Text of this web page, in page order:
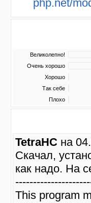
php.net/
Великолепно!
Очень хорошо
Хорошо
Так себе
Плохо
TetraHC на
Скачал,
как надо. На
This program